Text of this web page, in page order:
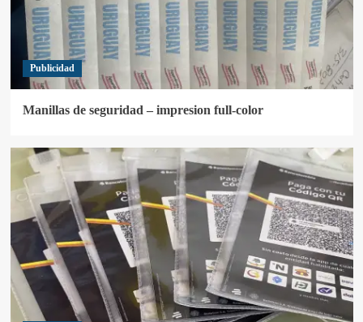
Publicidad
Manillas de seguridad – impresion full-color